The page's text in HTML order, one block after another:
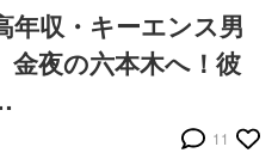
年収・キーエンス男
夜の六本木へ！彼
11